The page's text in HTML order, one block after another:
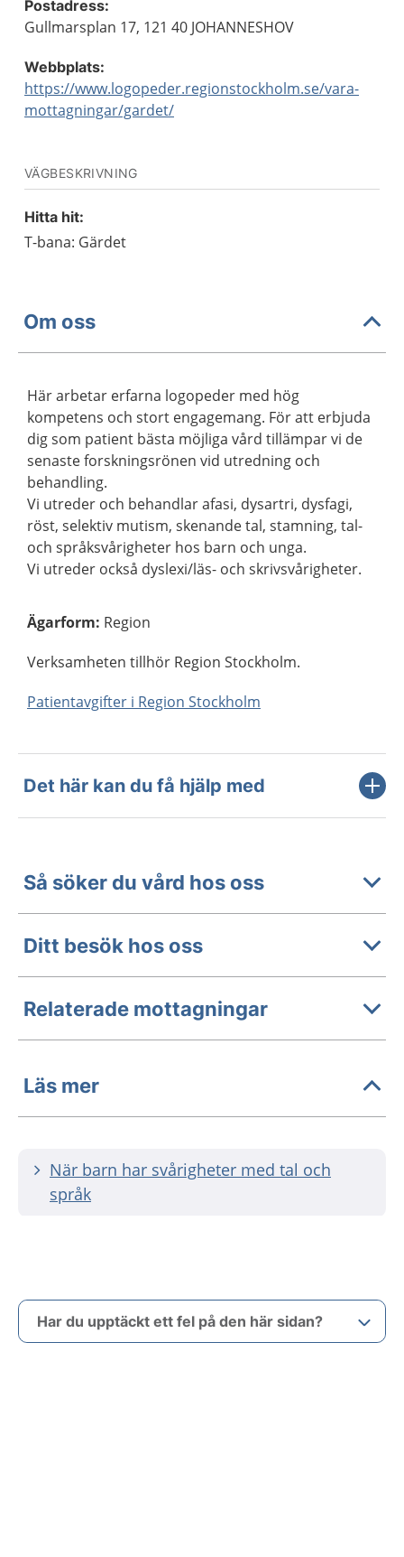
Postadress:
Gullmarsplan 17, 121 40 JOHANNESHOV
Webbplats:
https://www.logopeder.regionstockholm.se/vara-
mottagningar/gardet/
VÄGBESKRIVNING
Hitta hit:
T-bana: Gärdet
Om oss
Här arbetar erfarna logopeder med hög
kompetens och stort engagemang. För att erbjuda
dig som patient bästa möjliga vård tillämpar vi de
senaste forskningsrönen vid utredning och
behandling.
Vi utreder och behandlar afasi, dysartri, dysfagi,
röst, selektiv mutism, skenande tal, stamning, tal-
och språksvårigheter hos barn och unga.
Vi utreder också dyslexi/läs- och skrivsvårigheter.
Ägarform: Region
Verksamheten tillhör Region Stockholm.
Patientavgifter i Region Stockholm
Det här kan du få hjälp med
Så söker du vård hos oss
Ditt besök hos oss
Relaterade mottagningar
Läs mer
När barn har svårigheter med tal och
språk
Har du upptäckt ett fel på den här sidan?